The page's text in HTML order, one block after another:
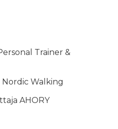
Trainer &
Walking
AHORY